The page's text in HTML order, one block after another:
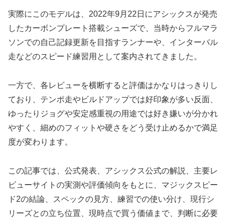
実際にこのモデルは、2022年9月22日にアシックスが発売
したカーボンプレート搭載シューズで、当時からフルマラ
ソンでの自己記録更新を目指すランナーや、インターバル
走などのスピード練習用として案内されてきました。
一方で、各レビューを横断すると評価はかなりはっきりし
ており、テンポ走やビルドアップでは好印象が多い反面、
ゆったりジョグや安定感重視の用途では好き嫌いが分かれ
やすく、細めのフィットや硬さをどう受け止めるかで満足
度が変わります。
この記事では、公式発表、アシックス公式の解説、主要レ
ビューサイトの実測や評価傾向をもとに、マジックスピー
ド2の結論、スペックの見方、練習での使い分け、現行シ
リーズとの立ち位置、現時点で買う価値まで、判断に必要